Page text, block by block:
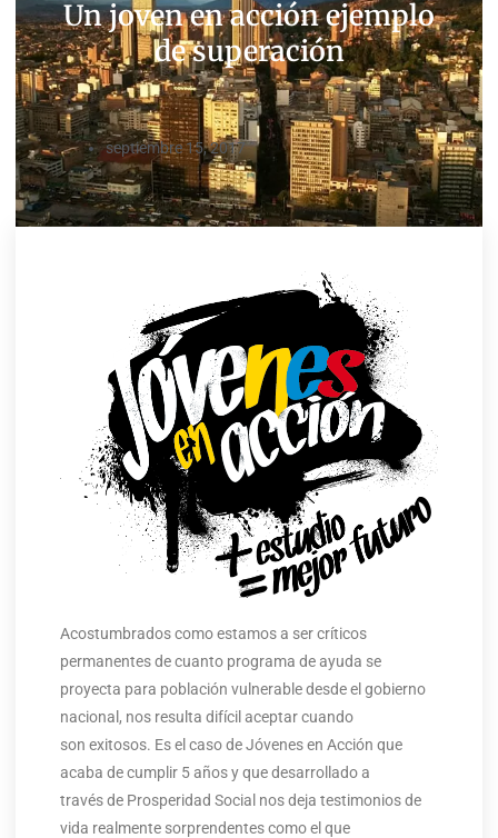
Un joven en acción ejemplo
de superación
septiembre 15, 2017
Acostumbrados como estamos a ser críticos
permanentes de cuanto programa de ayuda se
proyecta para población vulnerable desde el gobierno
nacional, nos resulta difícil aceptar cuando
son exitosos. Es el caso de Jóvenes en Acción que
acaba de cumplir 5 años y que desarrollado a
través de Prosperidad Social nos deja testimonios de
vida realmente sorprendentes como el que